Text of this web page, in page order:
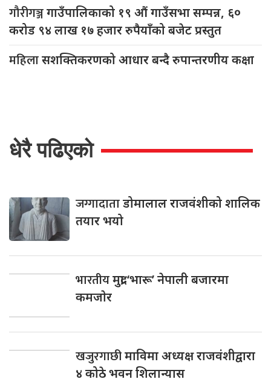
गौरीगञ्जगाउँपालिकाको १९ औं गाउँसभा सम्पन्न, ६०
करोड ९४ लाख १७ हजार रुपैयाँको बजेट प्रस्तुत
महिलासशक्तिकरणको आधार बन्दै रुपान्तरणीय कक्षा
धेरै पढिएको
जग्गादाताडोमालाल राजवंशीको शालिक
तयार भयो
भारतीयमुद्रा ‘भारू’ नेपाली बजारमा
कमजाेर
खजुरगाछीमाविमा अध्यक्ष राजवंशीद्वारा
४ कोठे भवन शिलान्यास